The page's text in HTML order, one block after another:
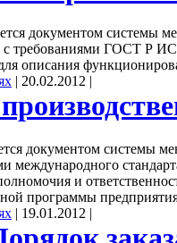
документом системы
с требованиями ГОСТ Р
описания
| 20.02.2012 |
документом системы
международного
и
программы
| 19.01.2012 |